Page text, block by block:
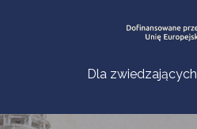
Dla zwiedzających